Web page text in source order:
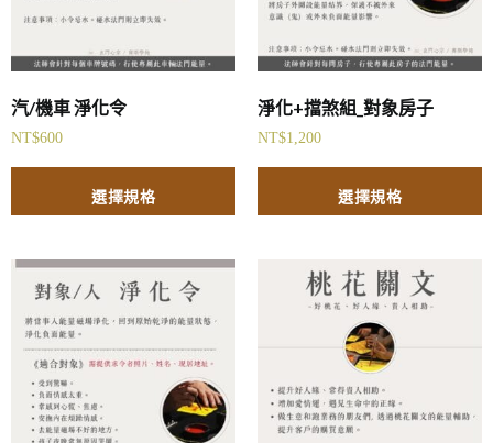
汽/機車 淨化令
NT$600
選擇規格
淨化+擋煞組_對象房子
NT$1,200
選擇規格